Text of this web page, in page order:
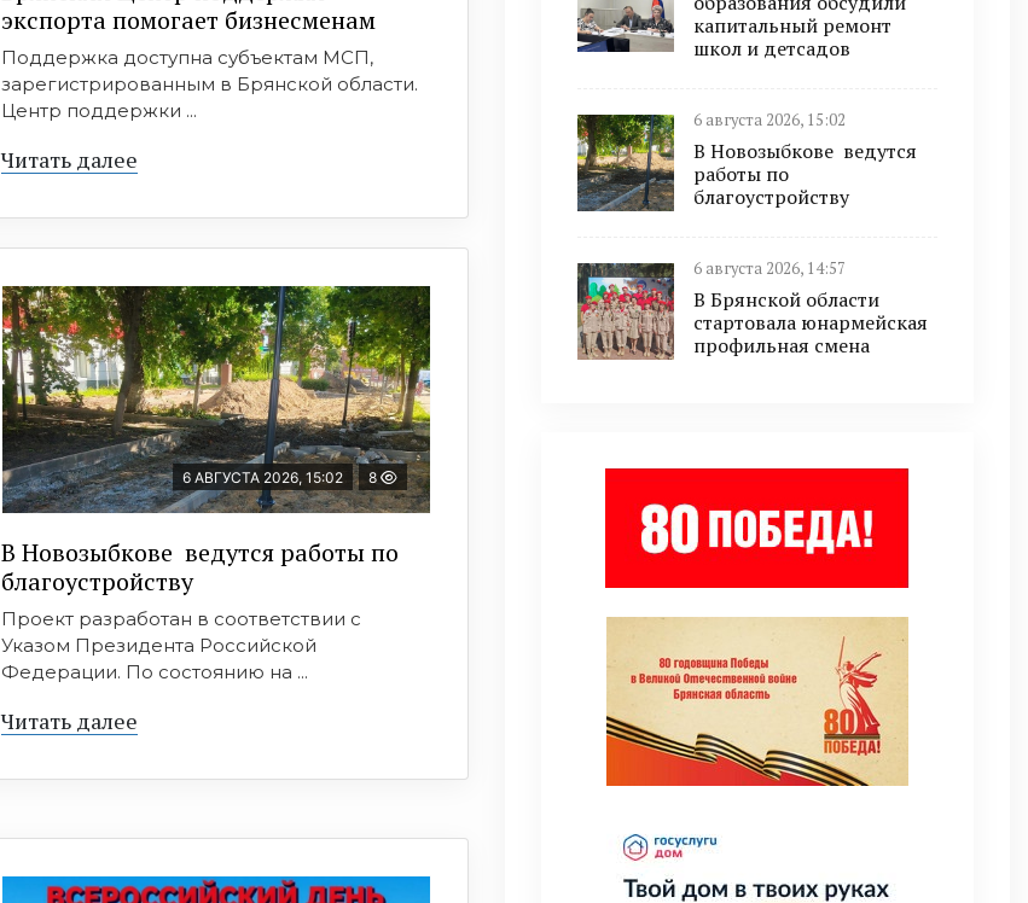
экспорта помогает бизнесменам
Поддержка доступна субъектам МСП,
зарегистрированным в Брянской области.
Центр поддержки ...
Читать далее
6 АВГУСТА 2026, 15:02 8
В Новозыбкове ведутся работы по
благоустройству
Проект разработан в соответствии с
Указом Президента Российской
Федерации. По состоянию на ...
Читать далее
капитальный ремонт
школ и детсадов
6 августа 2026, 15:02
В Новозыбкове ведутся
работы по
благоустройству
6 августа 2026, 14:57
В Брянской области
стартовала юнармейская
профильная смена